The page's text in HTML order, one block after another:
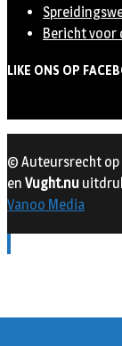
Bericht voor
LIKE ONS OP
© Auteursrecht op
en Vught.nu
Vanoo Media